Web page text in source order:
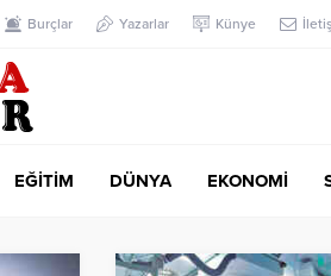
Burçlar Yazarlar Künye
EĞİTİM DÜNYA EKONOMİ